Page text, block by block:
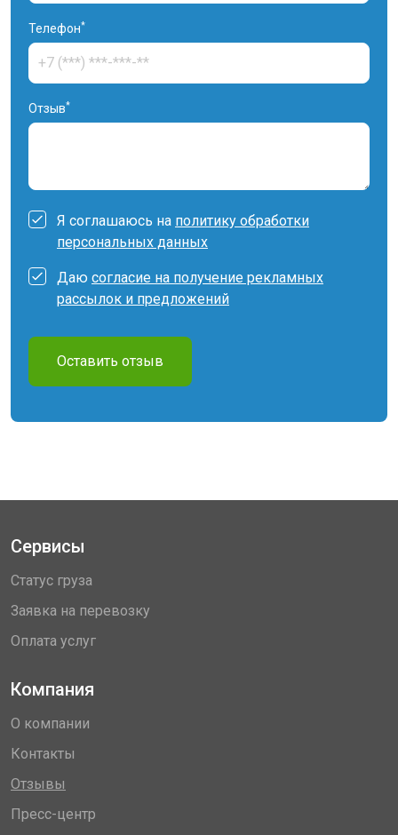
Телефон*
Отзыв*
Я соглашаюсь на политику обработки
персональных данных
Даю согласие на получение рекламных
рассылок и предложений
Оставить отзыв
Сервисы
Статус груза
Заявка на перевозку
Оплата услуг
Компания
О компании
Контакты
Отзывы
Пресс-центр